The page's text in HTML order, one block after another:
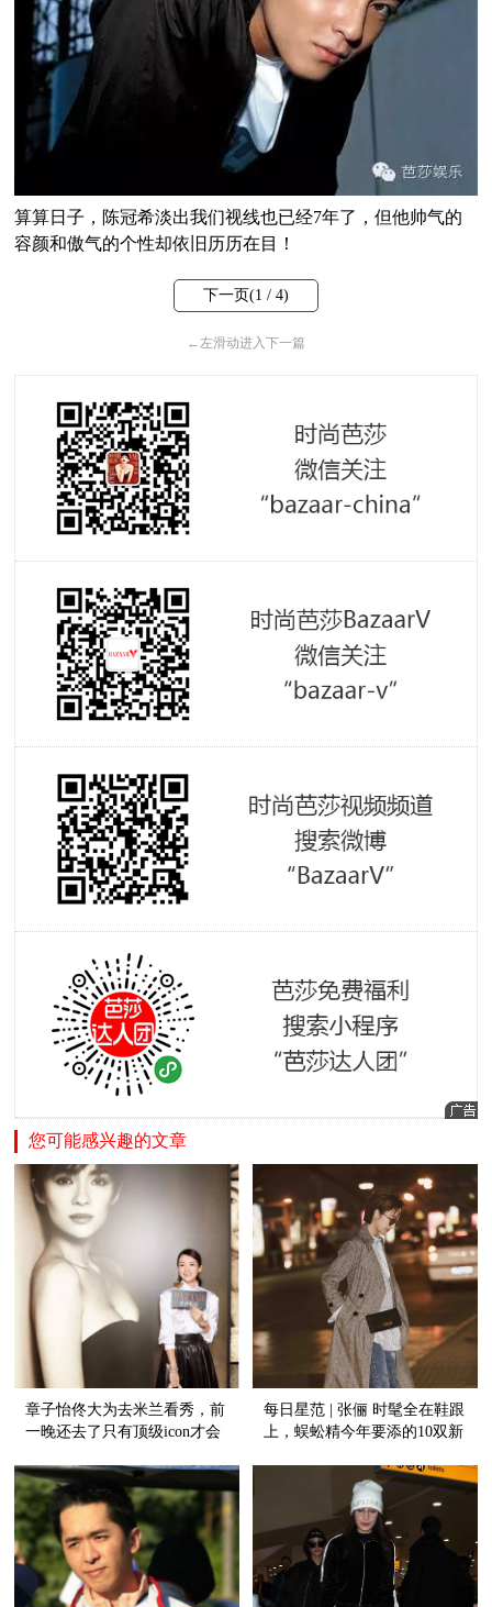
算算日子，陈冠希淡出我们视线也已经7年了，但他帅气的
容颜和傲气的个性却依旧历历在目！
下一页(1 / 4)
←左滑动进入下一篇
您可能感兴趣的文章
章子怡佟大为去米兰看秀，前
一晚还去了只有顶级icon才会
每日星范 | 张俪 时髦全在鞋跟
上，蜈蚣精今年要添的10双新